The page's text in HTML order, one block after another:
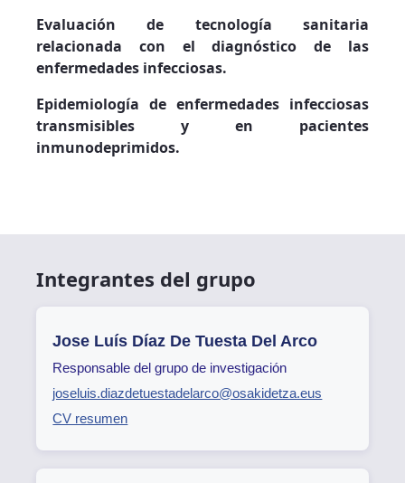
Evaluación de tecnología sanitaria
relacionada con el diagnóstico de las
enfermedades infecciosas.
Epidemiología de enfermedades infecciosas
transmisibles y en pacientes
inmunodeprimidos.
Integrantes del grupo
Jose Luís Díaz De Tuesta Del Arco
Responsable del grupo de investigación
joseluis.diazdetuestadelarco@osakidetza.eus
CV resumen